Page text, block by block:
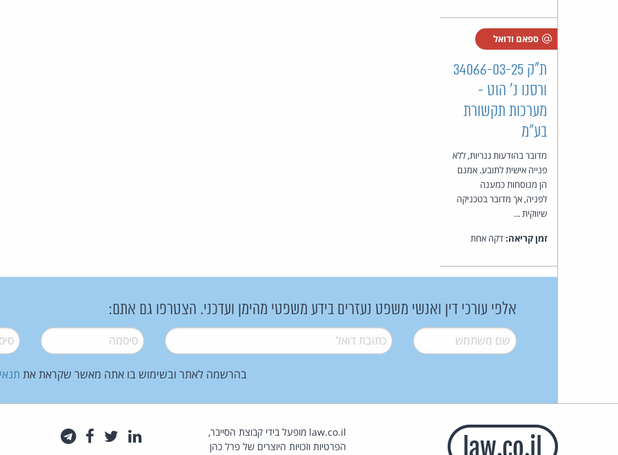
ספאם ודואל
ת"ק 34066-03-25
ורסנו נ' הוט -
מערכות תקשורת
בע"מ
מדובר בהודעות גנריות, ללא
פנייה אישית לתובע. אמנם
הן מנוסחות כמענה
לפניה, אך מדובר בטכניקה
שיווקית ...
זמן קריאה:דקה אחת
אלפי עורכי דין ואנשי משפט נעזרים בידע משפטי מהימן ועדכני. הצטרפו גם אתם:
שם משתמש* דואל* סיסמה*
בהרשמה לאתר ובשימוש בו אתה מאשר שקראת את
law.co.il מופעל בידי קבוצת הסייבר,
הפרטיות וזכויות היוצרים של פרל כהן
לינקדאין
טוויטרפייסבוק